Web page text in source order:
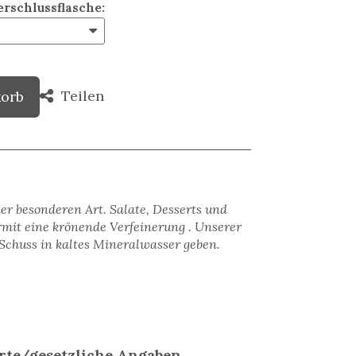
:
Teilen
besonderen Art. Salate, Desserts und
eine krönende Verfeinerung . Unserer
in kaltes Mineralwasser geben.